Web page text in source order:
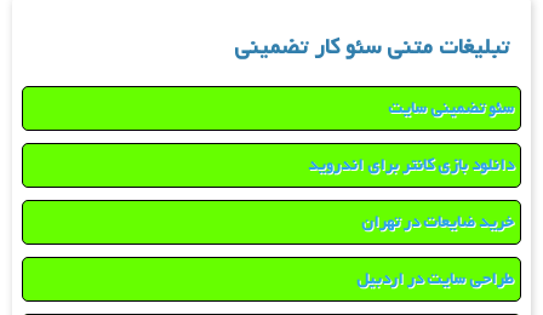
تبلیغات متنی سئو کار تضمینی
سئو تضمینی سایت
دانلود بازی کانتر برای اندروید
خرید ضایعات در تهران
طراحی سایت در اردبیل